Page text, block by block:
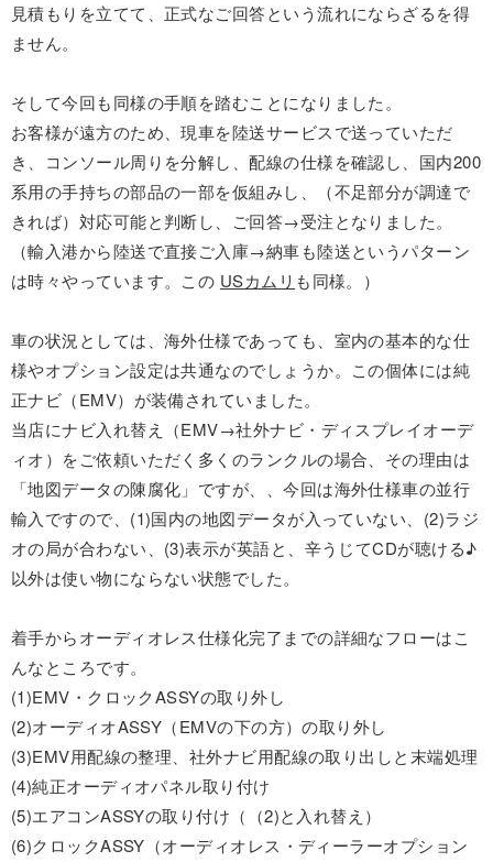
見積もりを立てて、正式なご回答という流れにならざるを得
ません。
そして今回も同様の手順を踏むことになりました。
お客様が遠方のため、現車を陸送サービスで送っていただ
き、コンソール周りを分解し、配線の仕様を確認し、国内200
系用の手持ちの部品の一部を仮組みし、（不足部分が調達で
きれば）対応可能と判断し、ご回答→受注となりました。
（輸入港から陸送で直接ご入庫→納車も陸送というパターン
は時々やっています。この USカムリ も同様。）
車の状況としては、海外仕様であっても、室内の基本的な仕
様やオプション設定は共通なのでしょうか。この個体には純
正ナビ（EMV）が装備されていました。
当店にナビ入れ替え（EMV→社外ナビ・ディスプレイオーデ
ィオ）をご依頼いただく多くのランクルの場合、その理由は
「地図データの陳腐化」ですが、、今回は海外仕様車の並行
輸入ですので、(1)国内の地図データが入っていない、(2)ラジ
オの局が合わない、(3)表示が英語と、辛うじてCDが聴ける♪
以外は使い物にならない状態でした。
着手からオーディオレス仕様化完了までの詳細なフローはこ
んなところです。
(1)EMV・クロックASSYの取り外し
(2)オーディオASSY（EMVの下の方）の取り外し
(3)EMV用配線の整理、社外ナビ用配線の取り出しと末端処理
(4)純正オーディオパネル取り付け
(5)エアコンASSYの取り付け（（2)と入れ替え）
(6)クロックASSY（オーディオレス・ディーラーオプション